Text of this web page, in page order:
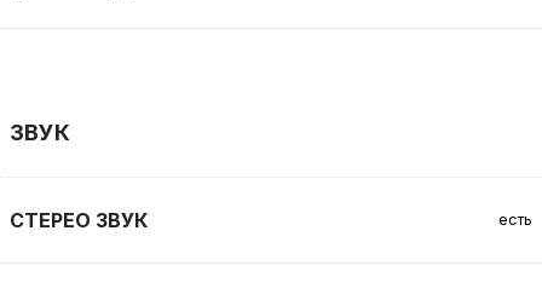
ЗВУК
СТЕРЕО ЗВУК есть